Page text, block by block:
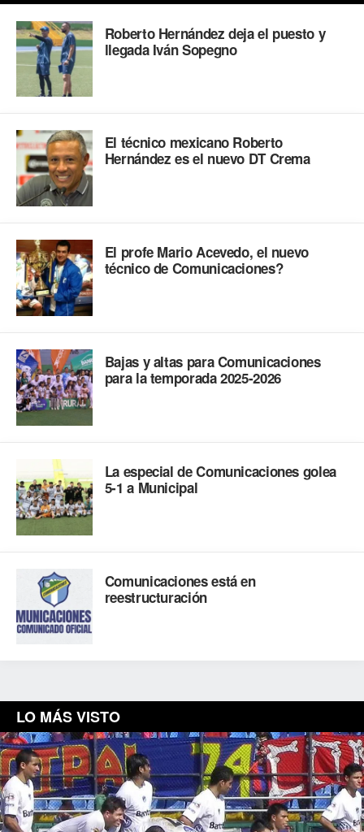
Roberto Hernández deja el puesto y
llegada Iván Sopegno
El técnico mexicano Roberto
Hernández es el nuevo DT Crema
El profe Mario Acevedo, el nuevo
técnico de Comunicaciones?
Bajas y altas para Comunicaciones
para la temporada 2025-2026
La especial de Comunicaciones golea
5-1 a Municipal
Comunicaciones está en
reestructuración
LO MÁS VISTO